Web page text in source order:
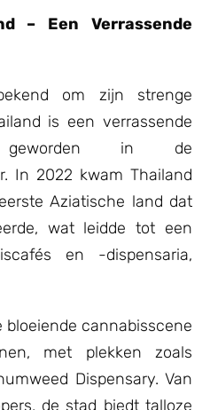
– Een Verrassende
om zijn strenge
is een verrassende
in de
In 2022 kwam Thailand
Aziatische land dat
wat leidde tot een
en -dispensaria,
bloeiende cannabisscene
met plekken zoals
Dispensary. Van
de stad biedt talloze